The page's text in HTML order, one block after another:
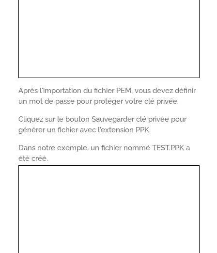
Après l'importation du fichier PEM, vous devez définir
un mot de passe pour protéger votre clé privée.
Cliquez sur le bouton Sauvegarder clé privée pour
générer un fichier avec l'extension PPK.
Dans notre exemple, un fichier nommé TEST.PPK a
été créé.